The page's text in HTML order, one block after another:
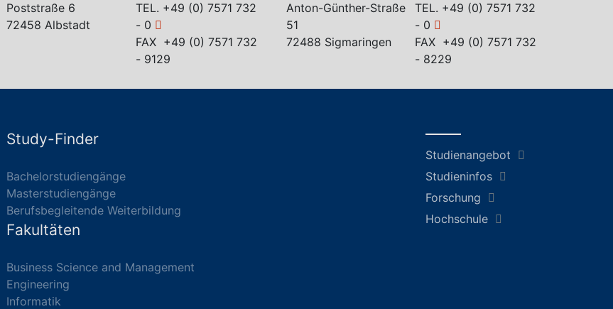
Poststraße 6
72458 Albstadt
TEL. +49 (0) 7571 732
- 0
FAX +49 (0) 7571 732
- 9129
Anton-Günther-Straße
51
72488 Sigmaringen
TEL. +49 (0) 7571 732
- 0
FAX +49 (0) 7571 732
- 8229
Study-Finder
Bachelorstudiengänge
Masterstudiengänge
Berufsbegleitende Weiterbildung
Fakultäten
Business Science and Management
Engineering
Informatik
Studienangebot
Studieninfos
Forschung
Hochschule